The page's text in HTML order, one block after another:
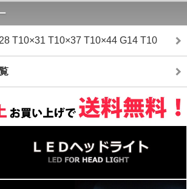
T10×31 T10×37 T10×44 G14 T10